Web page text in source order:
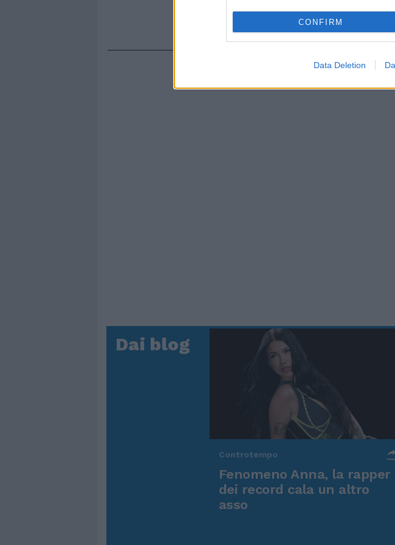
CONFIRM
Data Deletion
Dai blog
Controtempo
Fenomeno Anna, la rapper
dei record cala un altro
asso